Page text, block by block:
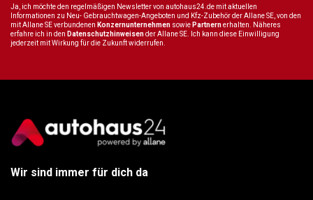
Ja, ich möchte den regelmäßigen Newsletter von autohaus24.de mit aktuellen
Informationen zu Neu- Gebrauchtwagen-Angeboten und Kfz-Zubehör der Allane SE, von den
mit Allane SE verbundenen Konzernunternehmen sowie Partnernerhalten. Näheres
erfahre ich in den Datenschutzhinweisender Allane SE. Ich kann diese Einwilligung
jederzeit mit Wirkung für die Zukunft widerrufen.
Wir sind immer für dich da